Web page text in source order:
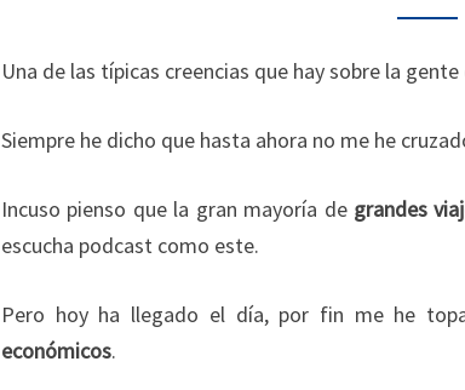
|
Una de las típicas creencias que hay sobre la
Siempre he dicho que hasta ahora no me he
Incuso pienso que la gran mayoría de grandes
escucha podcast como este.
Pero hoy ha llegado el día, por fin me he
económicos.